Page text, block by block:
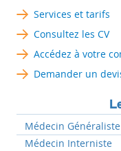
Services et tarifs
Consultez les CV
Accédez à votre
Demander un
Médecin Généraliste
Médecin Interniste